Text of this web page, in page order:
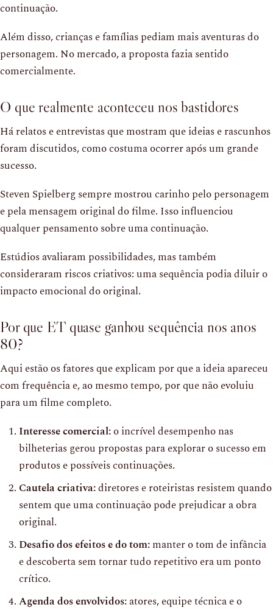
continuação.
Além disso, crianças e famílias pediam mais aventuras do
personagem. No mercado, a proposta fazia sentido
comercialmente.
O que realmente aconteceu nos bastidores
Há relatos e entrevistas que mostram que ideias e rascunhos
foram discutidos, como costuma ocorrer após um grande
sucesso.
Steven Spielberg sempre mostrou carinho pelo personagem
e pela mensagem original do filme. Isso influenciou
qualquer pensamento sobre uma continuação.
Estúdios avaliaram possibilidades, mas também
consideraram riscos criativos: uma sequência podia diluir o
impacto emocional do original.
Por que ET quase ganhou sequência nos anos
80?
Aqui estão os fatores que explicam por que a ideia apareceu
com frequência e, ao mesmo tempo, por que não evoluiu
para um filme completo.
Interesse comercial:o incrível desempenho nas
bilheterias gerou propostas para explorar o sucesso em
produtos e possíveis continuações.
Cautela criativa:diretores e roteiristas resistem quando
sentem que uma continuação pode prejudicar a obra
original.
Desafio dos efeitos e do tom:manter o tom de infância
e descoberta sem tornar tudo repetitivo era um ponto
crítico.
Agenda dos envolvidos:atores, equipe técnica e o